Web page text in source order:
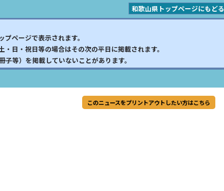
和歌山県トップページにもどる
ページで表示されます。
日・祝日等の場合はその次の平日に掲載されます。
等）を掲載していないことがあります。
このニュースをプリントアウトしたい方はこちら